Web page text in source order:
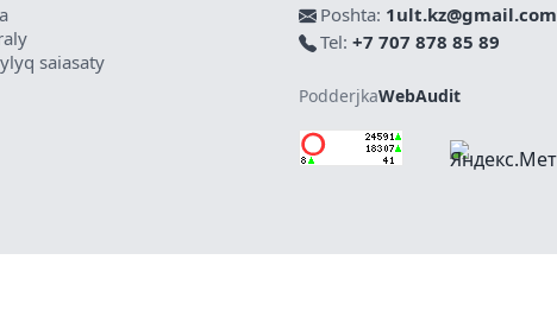
saiasaty
Poshta: 1ult.kz@gmail.com
Tel: +7 707 878 85 89
PodderjkaWebAudit